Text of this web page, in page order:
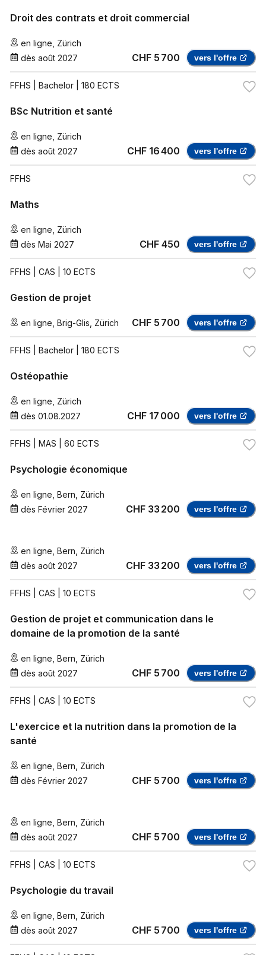
Droit des contrats et droit commercial
en ligne Zürich
dès août 2027 CHF 5 700 vers l'offre
FFHS | Bachelor | 180 ECTS
BSc Nutrition et santé
en ligne Zürich
dès août 2027 CHF 16 400 vers l'offre
FFHS
Maths
en ligne Zürich
dès Mai 2027 CHF 450 vers l'offre
FFHS | CAS | 10 ECTS
Gestion de projet
en ligne Brig-Glis Zürich CHF 5 700 vers l'offre
FFHS | Bachelor | 180 ECTS
Ostéopathie
en ligne Zürich
dès 01.08.2027 CHF 17 000 vers l'offre
FFHS | MAS | 60 ECTS
Psychologie économique
en ligne Bern Zürich
dès Février 2027 CHF 33 200 vers l'offre
en ligne Bern Zürich
dès août 2027 CHF 33 200 vers l'offre
FFHS | CAS | 10 ECTS
Gestion de projet et communication dans le
domaine de la promotion de la santé
en ligne Bern Zürich
dès août 2027 CHF 5 700 vers l'offre
FFHS | CAS | 10 ECTS
L'exercice et la nutrition dans la promotion de la
santé
en ligne Bern Zürich
dès Février 2027 CHF 5 700 vers l'offre
en ligne Bern Zürich
dès août 2027 CHF 5 700 vers l'offre
FFHS | CAS | 10 ECTS
Psychologie du travail
en ligne Bern Zürich
dès août 2027 CHF 5 700 vers l'offre